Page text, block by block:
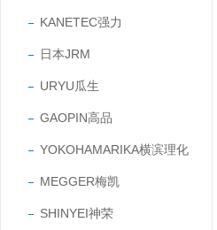
KANETEC强力
日本JRM
URYU瓜生
GAOPIN高品
YOKOHAMARIKA横滨理化
MEGGER梅凯
SHINYEI神荣